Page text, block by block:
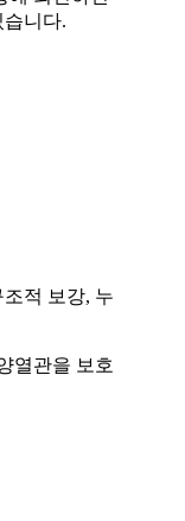
니다.
적 보강, 누
열관을 보호